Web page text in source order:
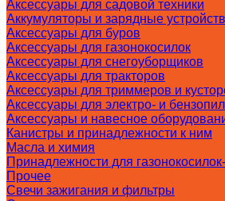
Аксессуары для садовой техники
Аккумуляторы и зарядные
Аксессуары для буров
Аксессуары для газонокосилок
Аксессуары для снегоуборщиков
Аксессуары для тракторов
Аксессуары для триммеров и
Аксессуары для электро- и бензопил
Аксессуары и навесное
Канистры и принадлежности к ним
Масла и химия
Принадлежности для
Прочее
Свечи зажигания и фильтры